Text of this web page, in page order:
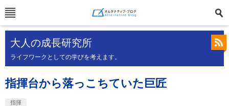
大人の成長研究所
ライフワークとしての学びを考えます。
指揮台から落っこちていた巨匠
指揮